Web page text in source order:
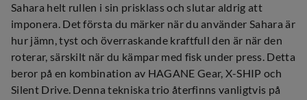
Sahara helt rullen i sin prisklass och slutar aldrig att
imponera. Det första du märker när du använder Sahara är
hur jämn, tyst och överraskande kraftfull den är när den
roterar, särskilt när du kämpar med fisk under press. Detta
beror på en kombination av HAGANE Gear, X-SHIP och
Silent Drive. Denna tekniska trio återfinns vanligtvis på